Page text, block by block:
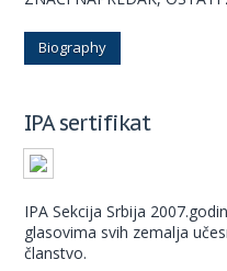
Biography
IPA sertifikat
IPA Sekcija Srbija
glasovima svih zemalja
članstvo.